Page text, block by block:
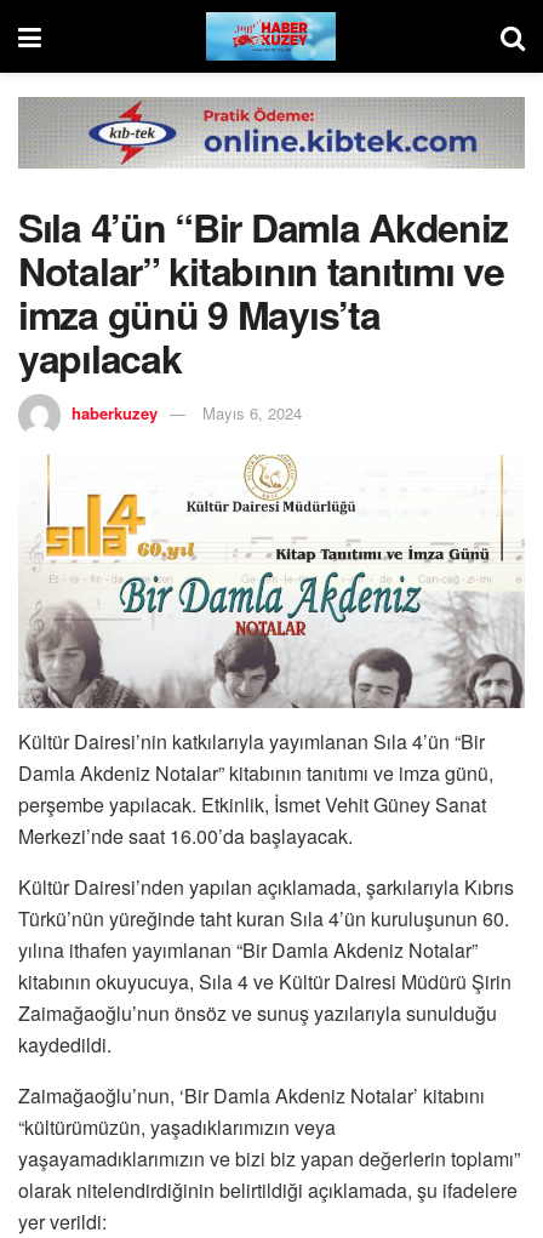
Sıla 4’ün “Bir Damla Akdeniz
Notalar” kitabının tanıtımı ve
imza günü 9 Mayıs’ta
yapılacak
haberkuzey Mayıs 6, 2024
Kültür Dairesi’nin katkılarıyla yayımlanan Sıla 4’ün “Bir
Damla Akdeniz Notalar” kitabının tanıtımı ve imza günü,
perşembe yapılacak. Etkinlik, İsmet Vehit Güney Sanat
Merkezi’nde saat 16.00’da başlayacak.
Kültür Dairesi’nden yapılan açıklamada, şarkılarıyla Kıbrıs
Türkü’nün yüreğinde taht kuran Sıla 4’ün kuruluşunun 60.
yılına ithafen yayımlanan “Bir Damla Akdeniz Notalar”
kitabının okuyucuya, Sıla 4 ve Kültür Dairesi Müdürü Şirin
Zaimağaoğlu’nun önsöz ve sunuş yazılarıyla sunulduğu
kaydedildi.
Zaimağaoğlu’nun, ‘Bir Damla Akdeniz Notalar’ kitabını
“kültürümüzün, yaşadıklarımızın veya
yaşayamadıklarımızın ve bizi biz yapan değerlerin toplamı”
olarak nitelendirdiğinin belirtildiği açıklamada, şu ifadelere
yer verildi: